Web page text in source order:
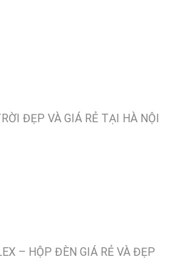
ĐẸP VÀ GIÁ RẺ TẠI HÀ NỘI
– HỘP ĐÈN GIÁ RẺ VÀ ĐẸP